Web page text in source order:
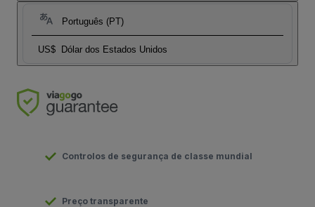
Português (PT)
US$ Dólar dos Estados Unidos
Controlos de segurança de classe mundial
Preço transparente